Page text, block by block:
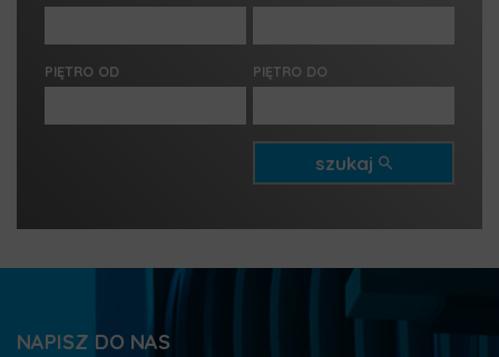
3 pokoje
4 pokoje
3 pokoje
4 pokoje
6 pokoi
PIĘTRO OD PIĘTRO DO
szukaj
NAPISZ DO NAS